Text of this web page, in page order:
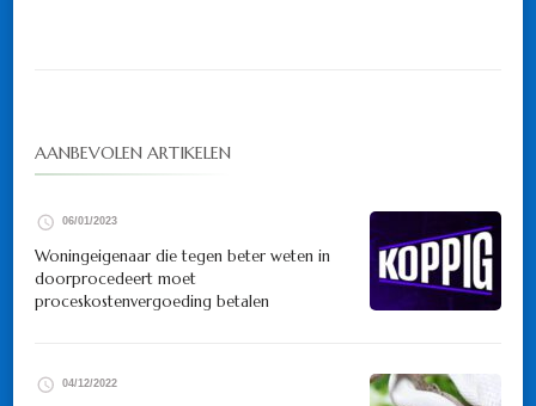
AANBEVOLEN ARTIKELEN
06/01/2023
Woningeigenaar die tegen beter weten in
doorprocedeert moet
proceskostenvergoeding betalen
04/12/2022